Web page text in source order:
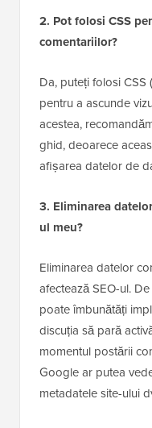
2. Pot folosi CSS
comentariilor?
Da, puteți folosi CSS
pentru a ascunde
acestea,
ghid, deoarece
afișarea datelor de
3. Eliminarea
ul meu?
Eliminarea datelor
afectează SEO-ul.
poate îmbunătăți
discuția să pară
momentul postării
Google ar putea
metadatele site-ului